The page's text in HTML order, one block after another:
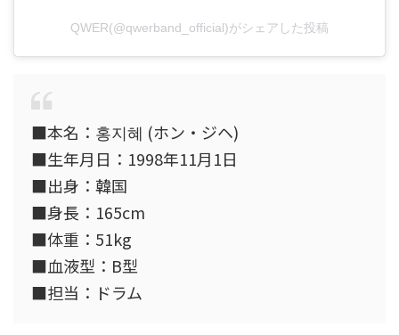
QWER(@qwerband_official)がシェアした投稿
■本名：홍지혜 (ホン・ジヘ)
■生年月日：1998年11月1日
■出身：韓国
■身長：165cm
■体重：51kg
■血液型：B型
■担当：ドラム